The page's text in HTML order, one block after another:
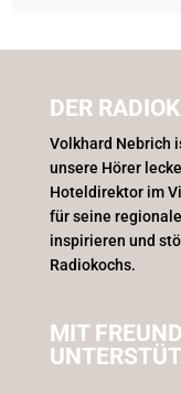
DER
Volkhard Nebrich
unsere Hörer
Hoteldirektor im
für seine
inspirieren und
Radiokochs.
MIT